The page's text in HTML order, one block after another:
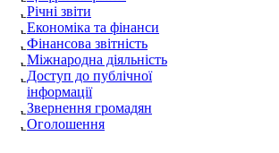
Річні звіти
Економіка та фінанси
Фінансова звітність
Міжнародна діяльність
Доступ до публічної
інформації
Звернення громадян
Оголошення